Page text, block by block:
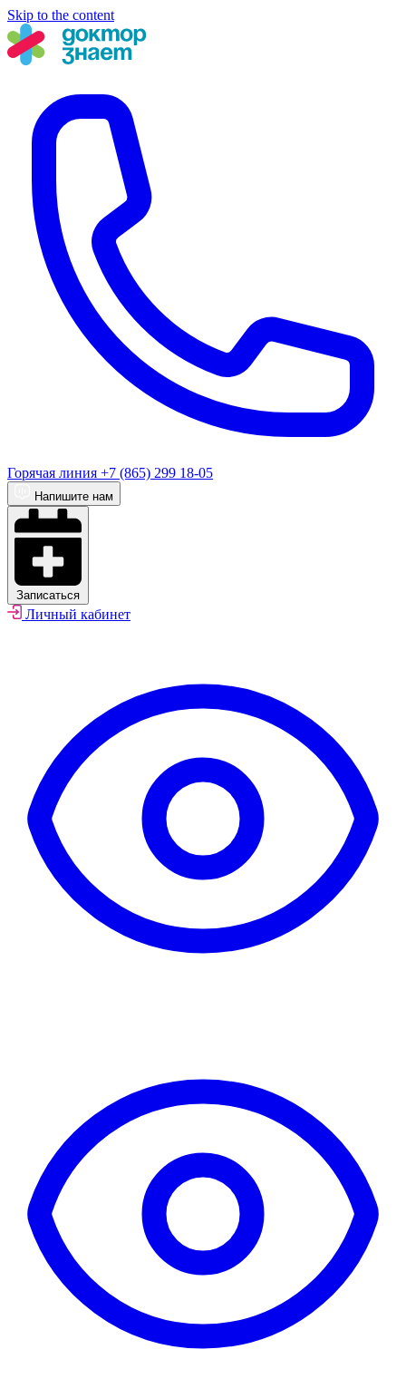
Skip to the content
Горячая линия +7 (865) 299 18-05
Напишите нам
Записаться
Личный кабинет